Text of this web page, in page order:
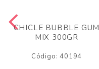
CHICLE BUBBLE GUM
MIX 300GR
Código: 40194